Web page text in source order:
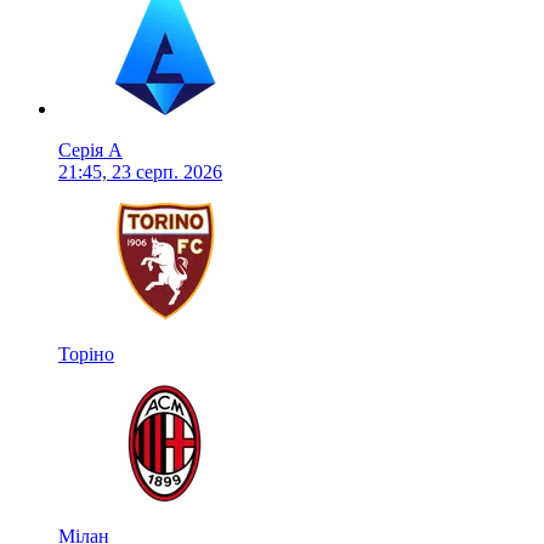
Серія А
21:45, 23 серп. 2026
Торіно
Мілан